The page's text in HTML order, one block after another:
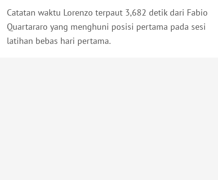
Catatan waktu Lorenzo terpaut 3,682 detik dari Fabio
Quartararo yang menghuni posisi pertama pada sesi
latihan bebas hari pertama.